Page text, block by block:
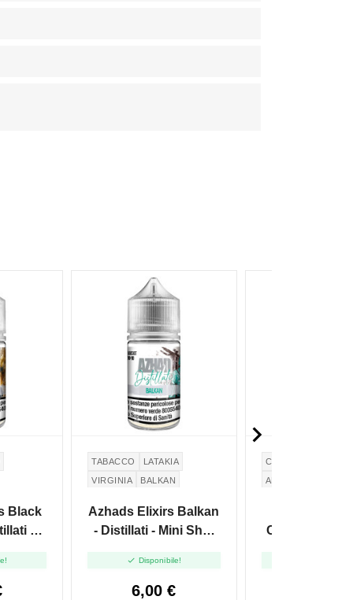
Black
-
TABACCO
LATAKIA
VIRGINIA
BALKAN
Azhads Elixirs Balkan
- Distillati - Mini Shot
 Disponibile!
6,00 €
CARAMELLO
ANANAS
Carribean -
